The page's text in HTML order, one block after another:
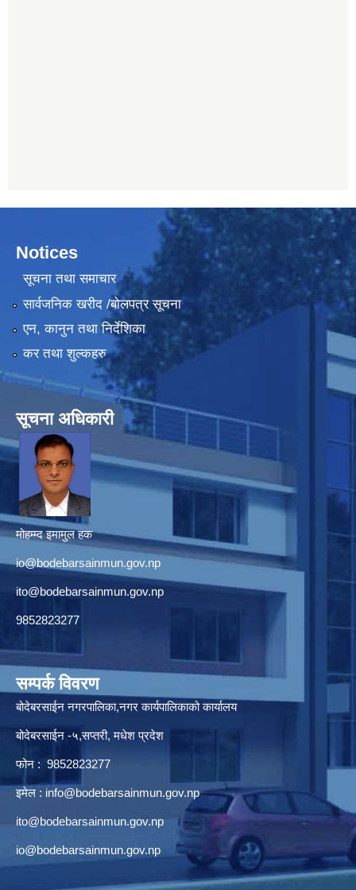
Notices
सूचना तथा समाचार
सार्वजनिक खरीद /बोलपत्र सूचना
एन, कानुन तथा निर्देशिका
कर तथा शुल्कहरु
सूचना अधिकारी
मोहम्म्द इमामुल हक
io@bodebarsainmun.gov.np
ito@bodebarsainmun.gov.np
9852823277
सम्पर्क विवरण
बोदेबरसाईन नगरपालिका,नगर कार्यपालिकाको कार्यालय
बोदेबरसाईन -५,सप्तरी, मधेश प्रदेश
फोन : 9852823277
इमेल : info@bodebarsainmun.gov.np
ito@bodebarsainmun.gov.np
io@bodebarsainmun.gov.np